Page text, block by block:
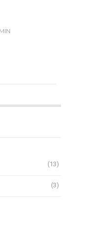
(13)
(3)